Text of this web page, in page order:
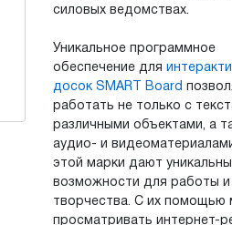
силовых ведомствах.
Уникальное программное
обеспечение для
досок SMART Board
работать не только с
различными объектами, а
аудио- и
этой марки дают
возможности для работы и
творчества. С их помощью
просматривать интернет-